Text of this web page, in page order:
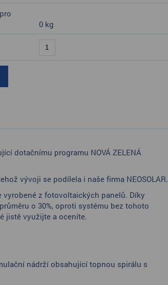
0 kg
dotačnímu programu NOVÁ ZELENÁ
vývoji se podílela i naše firma NEOSOLAR.
z fotovoltaických panelů. Díky
o 30%, oproti systému bez tohoto
jistě využijte a oceníte.
nádrží obsahující topnou spirálu s